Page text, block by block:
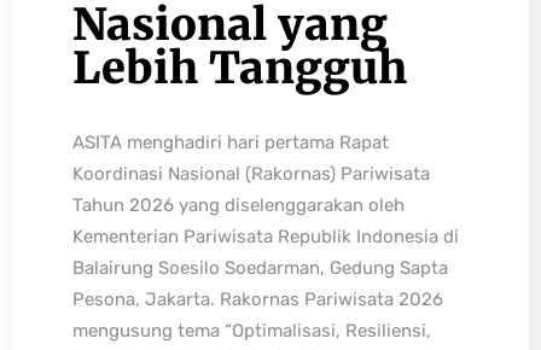
Nasional yang
Lebih Tangguh
ASITA menghadiri hari pertama Rapat
Koordinasi Nasional (Rakornas) Pariwisata
Tahun 2026 yang diselenggarakan oleh
Kementerian Pariwisata Republik Indonesia di
Balairung Soesilo Soedarman, Gedung Sapta
Pesona, Jakarta. Rakornas Pariwisata 2026
mengusung tema “Optimalisasi, Resiliensi,